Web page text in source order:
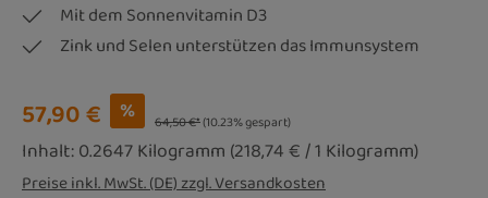
Mit dem Sonnenvitamin D3
Zink und Selen unterstützen das Immunsystem
Verkaufspreis:
57,90 € % 64,50 €*(10.23% gespart)
Inhalt:0.2647 Kilogramm (218,74 € / 1 Kilogramm)
Preise inkl. MwSt. (DE) zzgl. Versandkosten